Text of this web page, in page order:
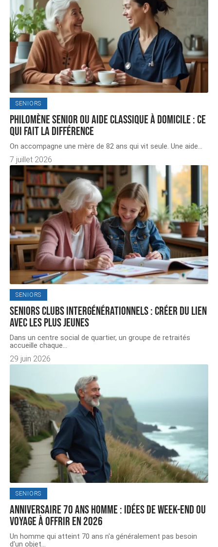
SENIORS
Philomène Senior ou aide classique à domicile : ce
qui fait la différence
On accompagne une mère de 82 ans qui vit seule. Une aide…
7 juillet 2026
SENIORS
Seniors clubs intergénérationnels : créer du lien
avec les plus jeunes
Dans un centre social de quartier, un groupe de retraités
accueille chaque
29 juin 2026
SENIORS
Anniversaire 70 ans homme : idées de week-end ou
voyage à offrir en 2026
Un homme qui atteint 70 ans n'a généralement pas besoin
d'un objet…